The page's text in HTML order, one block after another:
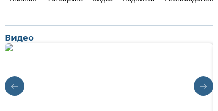
Видео